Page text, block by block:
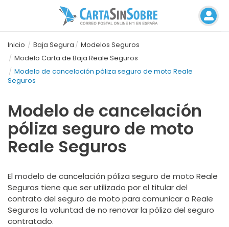
Inicio Baja Segura
Modelos Seguros
Modelo Carta de Baja Reale Seguros
Modelo de cancelación póliza seguro de moto Reale
Seguros
Modelo de cancelación
póliza seguro de moto
Reale Seguros
El modelo de cancelación póliza seguro de moto Reale
Seguros tiene que ser utilizado por el titular del
contrato del seguro de moto para comunicar a Reale
Seguros la voluntad de no renovar la póliza del seguro
contratado.